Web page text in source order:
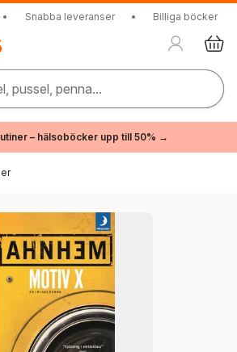
• Snabba leveranser • Billiga böcker
pussel, penna...
– hälsoböcker upp till 50% →